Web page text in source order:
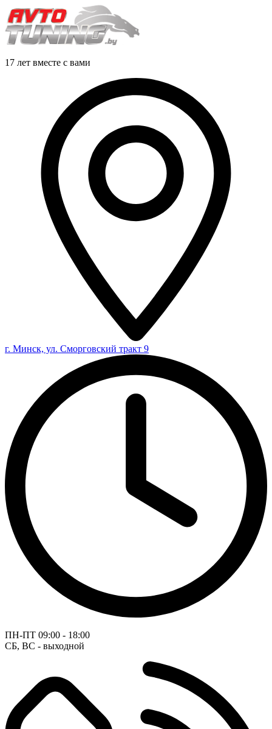
17 лет вместе с вами
г. Минск, ул. Сморговский тракт 9
ПН-ПТ 09:00 - 18:00
СБ, ВС - выходной